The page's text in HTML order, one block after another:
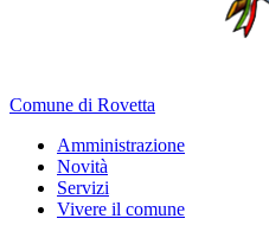
Comune di Rovetta
Amministrazione
Novità
Servizi
Vivere il comune